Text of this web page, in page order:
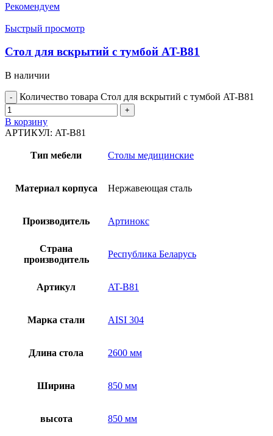
Рекомендуем
Быстрый просмотр
Стол для вскрытий с тумбой AT-B81
В наличии
Количество товара Стол для вскрытий с тумбой AT-B81
В корзину
АРТИКУЛ: AT-B81
Тип мебели Столы медицинские
Материал корпуса Нержавеющая сталь
Производитель Артинокс
Страна
производитель
Республика Беларусь
Артикул AT-B81
Марка стали AISI 304
Длина стола 2600 мм
Ширина 850 мм
высота 850 мм